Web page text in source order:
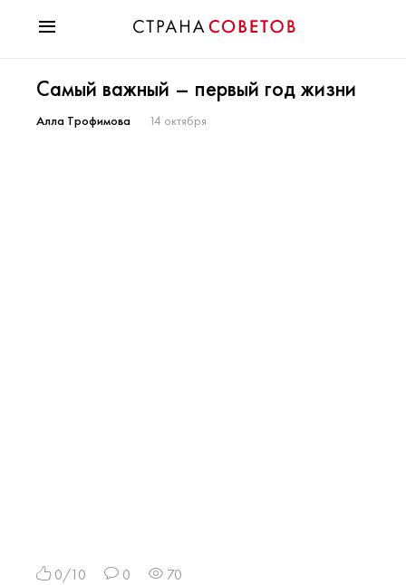
Мода
Звезды
Самый важный – первый год жизни
Алла Трофимова 14 октября
0/10 0 70